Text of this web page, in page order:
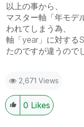
以上の事から、
マスター軸「年モデ
われてしまう為、
軸「year」に対する
たのですが違うので
2,671 Views
0 Likes